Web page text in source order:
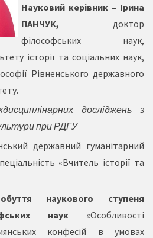
Науковий керівник – Ірина
ПАНЧУК, доктор
філософських наук,
історії та соціальних наук,
Рівненського державного
досліджень з
при РДГУ
державний гуманітарний
«Вчитель історії та
наукового ступеня
наук «Особливості
конфесій в умовах